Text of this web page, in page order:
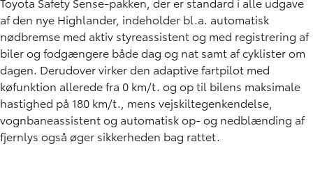
af den nye Highlander, indeholder bl.a. automatisk
nødbremse med aktiv styreassistent og med registrering af
biler og fodgængere både dag og nat samt af cyklister om
dagen. Derudover virker den adaptive fartpilot med
køfunktion allerede fra 0 km/t. og op til bilens maksimale
hastighed på 180 km/t., mens vejskiltegenkendelse,
vognbaneassistent og automatisk op- og nedblænding af
fjernlys også øger sikkerheden bag rattet.